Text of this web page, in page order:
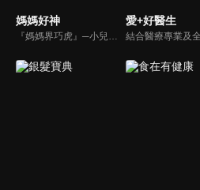
媽媽好神
『媽媽界巧虎』─小兒科醫師黃瑽寧，『國民媽媽』─鍾欣凌，兩人領軍擁有十八般武藝的好神媽媽團，為全台媽媽們發聲，所有育兒新知，家庭秘辛，全家大小健康，都會在《媽媽好神》一一解惑！
愛+好醫生